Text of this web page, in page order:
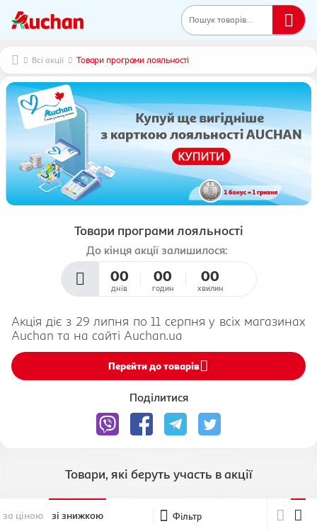
Пошук товарів...
Всі акції Товари програми лояльності
Товари програми лояльності
До кінця акції залишилося:
00
днів
00
годин
00
хвилин
Акція діє з 29 липня по 11 серпня у всіх магазинах
Auchan та на сайті Auchan.ua
Перейти до товарів
Поділитися
Товари, які беруть участь в акції
за ціною зі знижкою Фільтр